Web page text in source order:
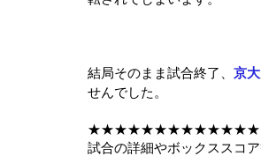
結局そのまま試合終了、 京大
せんでした。
試合の詳細やボックススコ